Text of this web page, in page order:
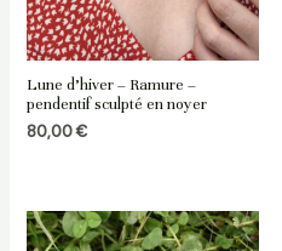
Lune d’hiver – Ramure –
pendentif sculpté en noyer
80,00€